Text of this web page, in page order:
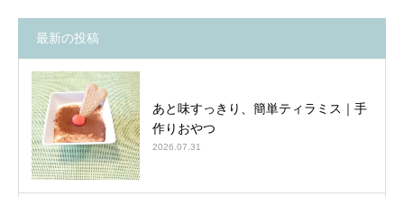
最新の投稿
あと味すっきり、簡単ティラミス｜手
作りおやつ
2026.07.31